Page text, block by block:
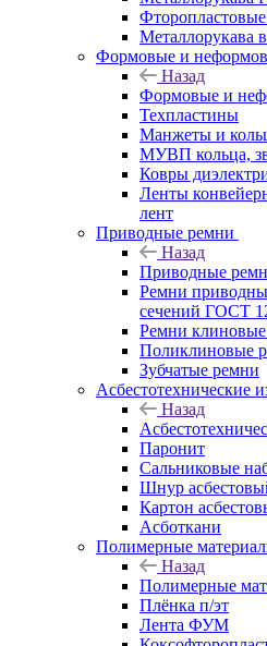
Фторопластовые
Металлорукава
Формовые и
Назад
Формовые и
Техпластины
Манжеты и
МУВП кольца,
Ковры
Ленты
лент
Приводные ремни
Назад
Приводные
Ремни
сечений ГОСТ
Ремни клиновые
Поликлиновые
Зубчатые ремни
Асбестотехнические
Назад
Паронит
Сальниковые
Шнур
Картон
Асботкани
Полимерные
Назад
Полимерные
Плёнка п/эт
Лента ФУМ